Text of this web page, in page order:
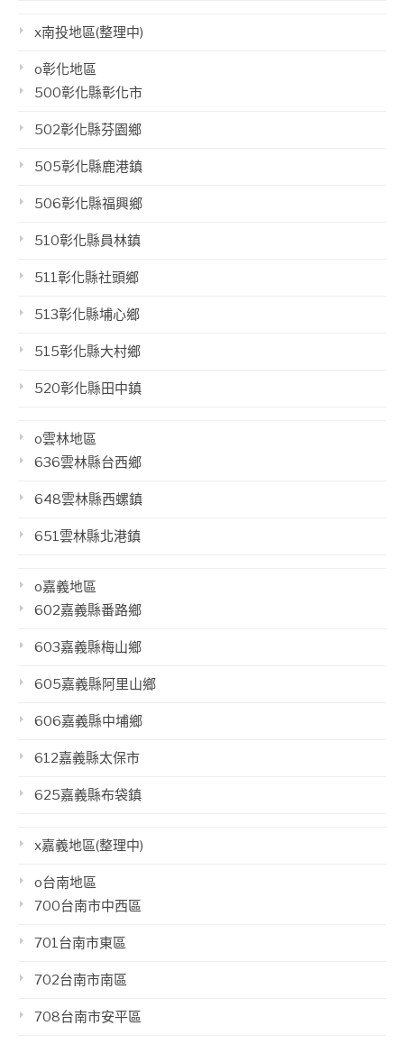
x南投地區(整理中)
o彰化地區
500彰化縣彰化市
502彰化縣芬園鄉
505彰化縣鹿港鎮
506彰化縣福興鄉
510彰化縣員林鎮
511彰化縣社頭鄉
513彰化縣埔心鄉
515彰化縣大村鄉
520彰化縣田中鎮
o雲林地區
636雲林縣台西鄉
648雲林縣西螺鎮
651雲林縣北港鎮
o嘉義地區
602嘉義縣番路鄉
603嘉義縣梅山鄉
605嘉義縣阿里山鄉
606嘉義縣中埔鄉
612嘉義縣太保市
625嘉義縣布袋鎮
x嘉義地區(整理中)
o台南地區
700台南市中西區
701台南市東區
702台南市南區
708台南市安平區